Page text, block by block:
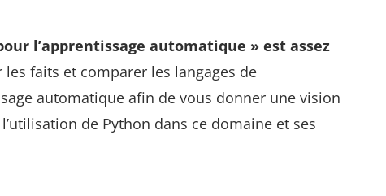
l’apprentissage automatique » est assez
faits et comparer les langages de
automatique afin de vous donner une vision
de Python dans ce domaine et ses